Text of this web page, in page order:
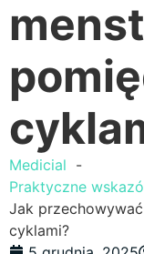
Medicial
Praktyczne
Jak
cyklami?